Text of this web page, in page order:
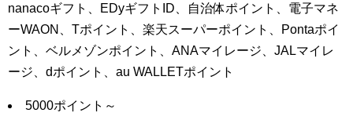
nanacoギフト、EDyギフトID、自治体ポイント、電子マネ
ーWAON、Tポイント、楽天スーパーポイント、Pontaポイ
ント、ベルメゾンポイント、ANAマイレージ、JALマイレ
ージ、dポイント、au WALLETポイント
5000ポイント～